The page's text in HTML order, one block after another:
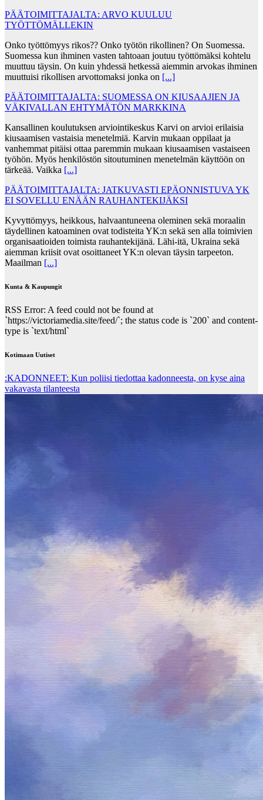
PÄÄTOIMITTAJALTA: ARVO KUULUU
TYÖTTÖMÄLLEKIN
Onko työttömyys rikos?? Onko työtön rikollinen? On Suomessa.
Suomessa kun ihminen vasten tahtoaan joutuu työttömäksi kohtelu
muuttuu täysin. On kuin yhdessä hetkessä aiemmin arvokas ihminen
muuttuisi rikollisen arvottomaksi jonka on [...]
PÄÄTOIMITTAJALTA: SUOMESSA ON KIUSAAJIEN JA
VÄKIVALLAN EHTYMÄTÖN MARKKINA
Kansallinen koulutuksen arviointikeskus Karvi on arvioi erilaisia
kiusaamisen vastaisia menetelmiä. Karvin mukaan oppilaat ja
vanhemmat pitäisi ottaa paremmin mukaan kiusaamisen vastaiseen
työhön. Myös henkilöstön sitoutuminen menetelmän käyttöön on
tärkeää. Vaikka [...]
PÄÄTOIMITTAJALTA: JATKUVASTI EPÄONNISTUVA YK
EI SOVELLU ENÄÄN RAUHANTEKIJÄKSI
Kyvyttömyys, heikkous, halvaantuneena oleminen sekä moraalin
täydellinen katoaminen ovat todisteita YK:n sekä sen alla toimivien
organisaatioiden toimista rauhantekijänä. Lähi-itä, Ukraina sekä
aiemman kriisit ovat osoittaneet YK:n olevan täysin tarpeeton.
Maailman [...]
Kunta & Kaupungit
RSS Error: A feed could not be found at
`https://victoriamedia.site/feed/`; the status code is `200` and content-
type is `text/html`
Kotimaan Uutiset
:KADONNEET: Kun poliisi tiedottaa kadonneesta, on kyse aina
vakavasta tilanteesta